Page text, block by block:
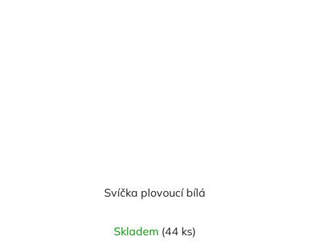
Svíčka plovoucí bílá
Skladem (44 ks)